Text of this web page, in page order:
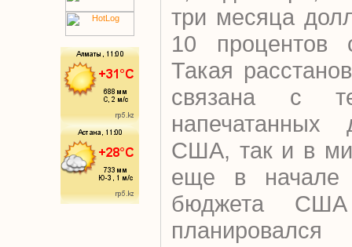
три месяца
10 процентов
Такая
связана с
США, так и в
еще в начале
бюджета